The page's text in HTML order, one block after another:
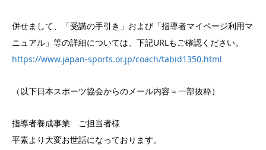
併せまして、「受講の手引き」および「指導者マイページ利用マ
ニュアル」等の詳細については、下記URLもご確認ください。
https://www.japan-sports.or.jp/coach/tabid1350.html
（以下日本スポーツ協会からのメール内容＝一部抜粋）
指導者養成事業 ご担当者様
平素より大変お世話になっております。